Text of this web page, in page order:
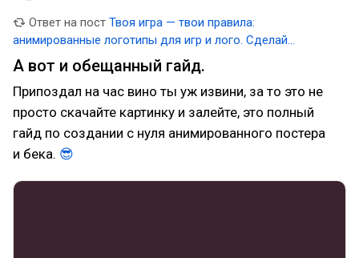
Ответ на пост Твоя игра — твои правила:
анимированные логотипы для игр и лого. Сделай
красиво 😎
А вот и обещанный гайд.
Припоздал на час вино ты уж извини, за то это не
просто скачайте картинку и залейте, это полный
гайд по создании с нуля анимированного постера
и бека. 😎